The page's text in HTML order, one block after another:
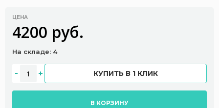
ЦЕНА
4200 руб.
На складе: 4
КУПИТЬ В 1 КЛИК
В КОРЗИНУ